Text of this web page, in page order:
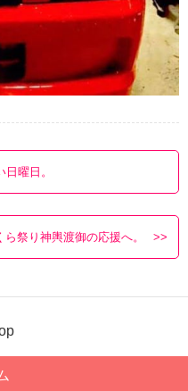
曜日。
祭り神輿渡御の応援へ。